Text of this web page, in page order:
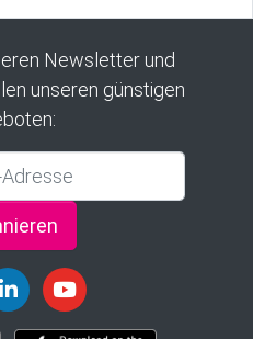
Newsletter und
unseren günstigen